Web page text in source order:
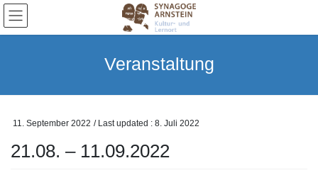
Skip
the
Skip
the
Veranstaltung
11. September 2022 / Last updated : 8. Juli 2022
21.08. – 11.09.2022